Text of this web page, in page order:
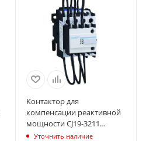
Контактор для
компенсации реактивной
мощности CJ19-3211
18кВАр 1НО+1НЗ 230В (R)
Уточнить наличие